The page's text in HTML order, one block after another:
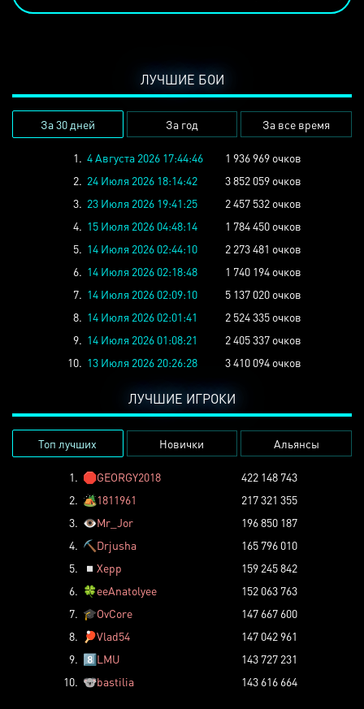
ЛУЧШИЕ БОИ
За 30 дней За год За все время
1. 4 Августа 2026 17:44:46
1 936 969 очков
2. 24 Июля 2026 18:14:42
3 852 059 очков
3. 23 Июля 2026 19:41:25
2 457 532 очков
4. 15 Июля 2026 04:48:14
1 784 450 очков
5. 14 Июля 2026 02:44:10
2 273 481 очков
6. 14 Июля 2026 02:18:48
1 740 194 очков
7. 14 Июля 2026 02:09:10
5 137 020 очков
8. 14 Июля 2026 02:01:41
2 524 335 очков
9. 14 Июля 2026 01:08:21
2 405 337 очков
10. 13 Июля 2026 20:26:28 3 410 094 очков
ЛУЧШИЕ ИГРОКИ
Топ лучших Новички Альянсы
1. 🛑GEORGY2018
422 148 743
2. 🏕️1811961
217 321 355
3. 👁️Mr_Jor
196 850 187
4. ⛏️ Drjusha
165 796 010
5.
◽ Xepp
159 245 842
6. 🍀eeAnatolyee
152 063 763
7. 🎓OvCore
147 667 600
8.
🏓Vlad54
147 042 961
9. 8️⃣LMU
143 727 231
10. 🐨bastilia 143 616 664